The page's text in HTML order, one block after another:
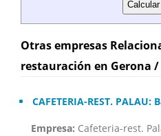
Otras empresas
restauración en Gerona
CAFETERIA-REST.
Empresa: Cafeteria-rest.